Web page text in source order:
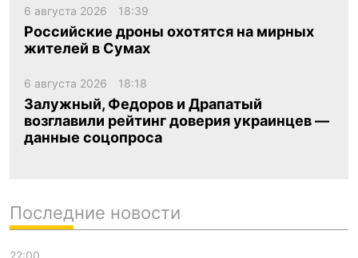
6 августа 2026 18:39
Российские дроны охотятся на мирных
жителей в Сумах
6 августа 2026 18:18
Залужный, Федоров и Драпатый
возглавили рейтинг доверия украинцев —
данные соцопроса
Последние новости
22:00